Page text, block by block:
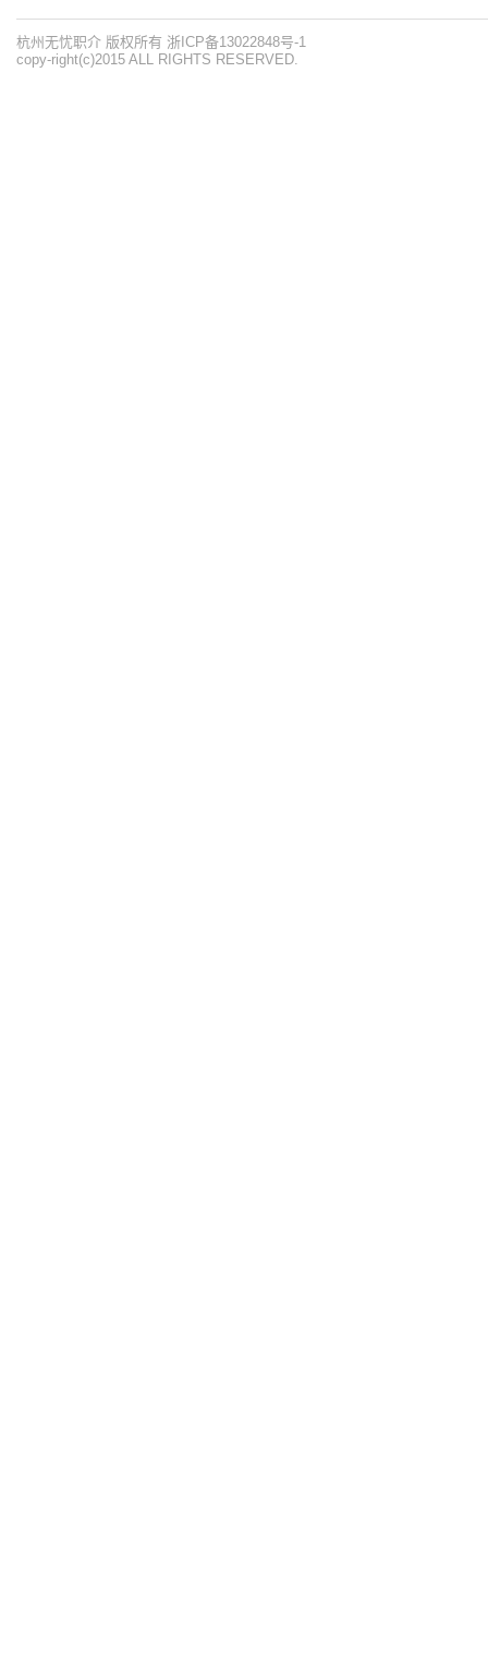
杭州无忧职介 版权所有 浙ICP备13022848号-1
copy-right(c)2015 ALL RIGHTS RESERVED.